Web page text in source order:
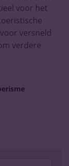
voor het
versneld
verdere